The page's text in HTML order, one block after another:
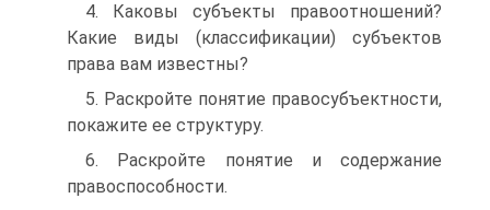
4. Каковы субъекты правоотношений?
Какие виды (классифика­ции) субъектов
права вам известны?
5. Раскройте понятие правосубъектности,
покажите ее структуру.
6. Раскройте понятие и содержание
правоспособности.